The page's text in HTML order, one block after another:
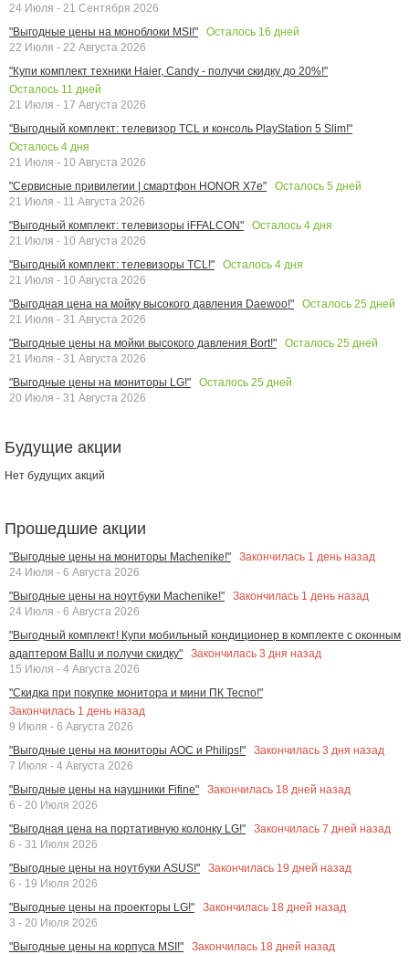
24 Июля - 21 Сентября 2026
"Выгодные цены на моноблоки MSI!"
Осталось 16 дней
22 Июля - 22 Августа 2026
"Купи комплект техники Haier, Candy - получи скидку до 20%!"
Осталось 11 дней
21 Июля - 17 Августа 2026
"Выгодный комплект: телевизор TCL и консоль PlayStation 5 Slim!"
Осталось 4 дня
21 Июля - 10 Августа 2026
"Сервисные привилегии | смартфон HONOR X7e"
Осталось 5 дней
21 Июля - 11 Августа 2026
"Выгодный комплект: телевизоры iFFALCON"
Осталось 4 дня
21 Июля - 10 Августа 2026
"Выгодный комплект: телевизоры TCL!"
Осталось 4 дня
21 Июля - 10 Августа 2026
"Выгодная цена на мойку высокого давления Daewoo!"
Осталось 25 дней
21 Июля - 31 Августа 2026
"Выгодные цены на мойки высокого давления Bort!"
Осталось 25 дней
21 Июля - 31 Августа 2026
"Выгодные цены на мониторы LG!"
Осталось 25 дней
20 Июля - 31 Августа 2026
Будущие акции
Нет будущих акций
Прошедшие акции
"Выгодные цены на мониторы Machenike!" Закончилась 1 день назад
24 Июля - 6 Августа 2026
"Выгодные цены на ноутбуки Machenike!"
Закончилась 1 день назад
24 Июля - 6 Августа 2026
"Выгодный комплект! Купи мобильный кондиционер в комплекте с оконным
адаптером Ballu и получи скидку"
Закончилась 3 дня назад
15 Июля - 4 Августа 2026
"Скидка при покупке монитора и мини ПК Tecno!"
Закончилась 1 день назад
9 Июля - 6 Августа 2026
"Выгодные цены на мониторы AOC и Philips!"
Закончилась 3 дня назад
7 Июля - 4 Августа 2026
"Выгодные цены на наушники Fifine"
Закончилась 18 дней назад
6 - 20 Июля 2026
"Выгодная цена на портативную колонку LG!"
Закончилась 7 дней назад
6 - 31 Июля 2026
"Выгодные цены на ноутбуки ASUS!"
Закончилась 19 дней назад
6 - 19 Июля 2026
"Выгодные цены на проекторы LG!"
Закончилась 18 дней назад
3 - 20 Июля 2026
"Выгодные цены на корпуса MSI!"
Закончилась 18 дней назад